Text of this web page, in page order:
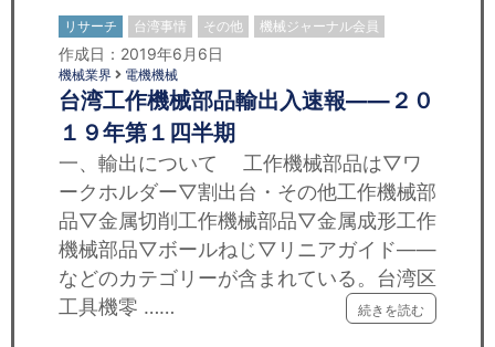
リサーチ 台湾事情 その他 機械ジャーナル会員
作成日：2019年6月6日
機械業界 電機機械
台湾工作機械部品輸出入速報——２０
１９年第１四半期
一、輸出について 工作機械部品は▽ワ
ークホルダー▽割出台・その他工作機械部
品▽金属切削工作機械部品▽金属成形工作
機械部品▽ボールねじ▽リニアガイド——
などのカテゴリーが含まれている。台湾区
工具機零 ……
続きを読む